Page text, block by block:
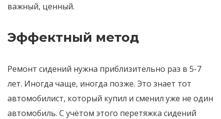
важный, ценный.
Эффектный метод
Ремонт сидений нужна приблизительно раз в 5-7
лет. Иногда чаще, иногда позже. Это знает тот
автомобилист, который купил и сменил уже не один
автомобиль. С учётом этого перетяжка сидений